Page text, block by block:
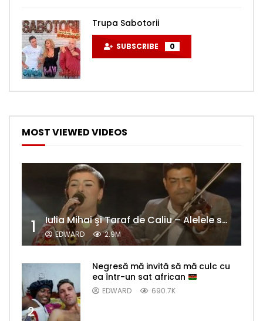
Trupa Sabotorii
SUBSCRIBE 0
MOST VIEWED VIDEOS
1 Iulia Mihai şi Taraf de Caliu – Alelele sălcioară (@#VedetaPopulară)
EDWARD 2.9M
2
Negresă mă invită să mă culc cu
ea într-un sat african
EDWARD 690.7K